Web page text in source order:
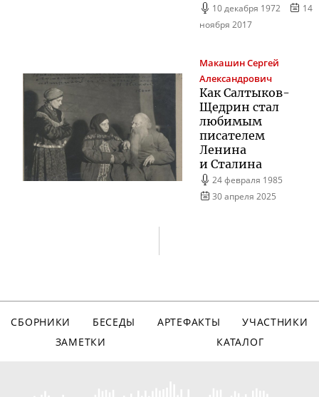
10 декабря 1972
14
ноября 2017
МакашинСергей
Александрович
Как Салтыков-
Щедрин стал
любимым
писателем
Ленина
и Сталина
24 февраля 1985
30 апреля 2025
СБОРНИКИ БЕСЕДЫ АРТЕФАКТЫ
УЧАСТНИКИ
ЗАМЕТКИ
КАТАЛОГ